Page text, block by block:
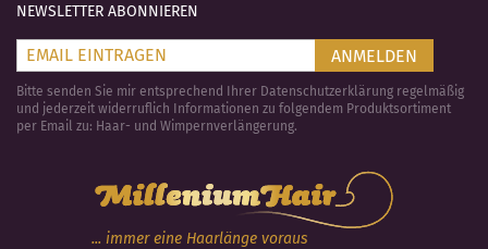
NEWSLETTER ABONNIEREN
ANMELDEN
Bitte senden Sie mir entsprechend Ihrer Datenschutzerklärung regelmäßig
und jederzeit widerruflich Informationen zu folgendem Produktsortiment
per Email zu: Haar- und Wimpernverlängerung.
... immer eine Haarlänge voraus